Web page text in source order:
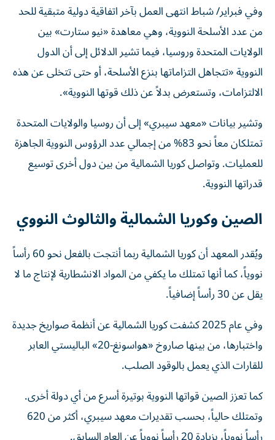
وفي فبراير/ شباط انتهى العمل بآخر اتفاقية دولية متبقية للحد
من عدد الأسلحة النووية، وهي معاهدة «نيو ستارت» بين
الولايات المتحدة وروسيا، فيما تشير الدلائل إلى أن الدول
النووية «تتجاهل التزاماتها بنزع الأسلحة، أو حتى تتخلى عن هذه
الالتزامات، وتستعرض بدلاً عن ذلك قوتها النووية».
وتشير بيانات «معهد سيبري» إلى أن روسيا والولايات المتحدة
تمتلكان معاً نحو 83% من إجمالي عدد الرؤوس النووية الجاهزة
للعمليات. وتواصل كوريا الشمالية من بين دول أخرى توسيع
قدراتها النووية.
الصين وكوريا الشمالية والثالوث النووي
ويُقدر المعهد أن كوريا الشمالية ربما أنتجت بالفعل نحو 60 رأساً
نووياً، كما أنها تمتلك ما يكفي من المواد الانشطارية لإنتاج ما لا
يقل عن 30 رأساً إضافياً.
وفي عام 2025 كشفت كوريا الشمالية عن أنظمة صواريخ جديدة
واختبارها، من بينها صاروخ «هواسونغ-20» الباليستي العابر
للقارات الذي يعمل بالوقود الصلب.
كما تعزز الصين قواتها النووية بوتيرة أسرع من أي دولة أخرى.
وتمتلك حالياً، بحسب تقديرات معهد سيبري، أكثر من 620